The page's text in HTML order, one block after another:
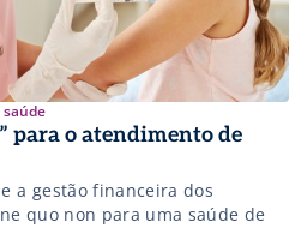
saúde
para o atendimento de
a gestão financeira dos
quo non para uma saúde de